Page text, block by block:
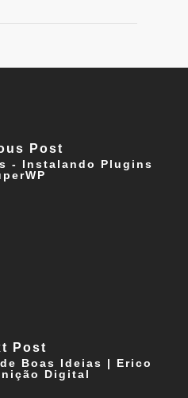
Post
- Instalando Plugins
Post
Boas Ideias | Erico
Digital